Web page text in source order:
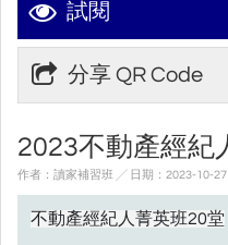
試閱
分享 QR Code
2023不動產經紀
作者：讀家補習班 ╱ 日期：2023-10-
不動產經紀人菁英班20堂